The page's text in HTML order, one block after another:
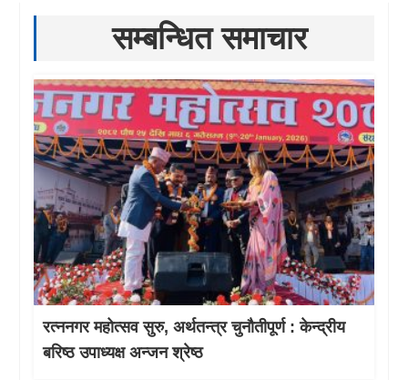
सम्बन्धित समाचार
रत्ननगर महोत्सव सुरु, अर्थतन्त्र चुनौतीपूर्ण : केन्द्रीय
बरिष्ठ उपाध्यक्ष अन्जन श्रेष्ठ